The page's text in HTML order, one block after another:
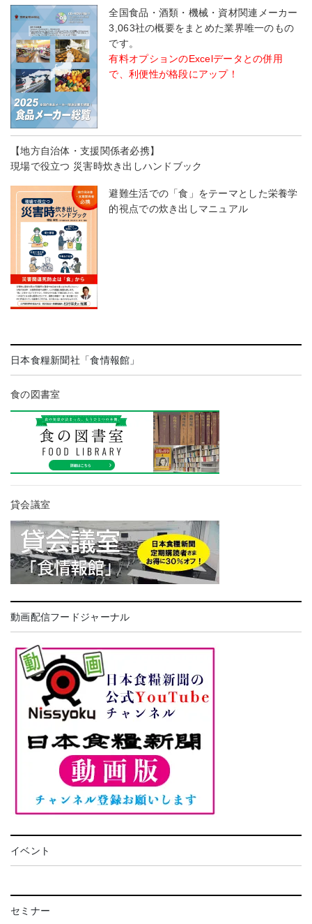
全国食品・酒類・機械・資材関連メーカー
3,063社の概要をまとめた業界唯一のもの
です。
有料オプションのExcelデータとの併用
で、利便性が格段にアップ！
【地方自治体・支援関係者必携】
現場で役立つ 災害時炊き出しハンドブック
避難生活での「食」をテーマとした栄養学
的視点での炊き出しマニュアル
日本食糧新聞社「食情報館」
食の図書室
貸会議室
動画配信フードジャーナル
イベント
セミナー